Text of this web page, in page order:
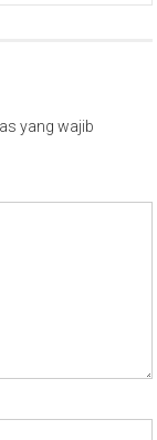
yang wajib